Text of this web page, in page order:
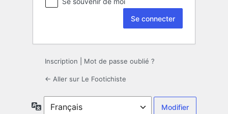
Inscription Mot de passe oublié ?
← Aller sur Le Footichiste
Langue